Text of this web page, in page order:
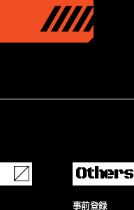
Others
事前登録